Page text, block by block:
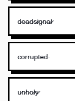
d̷e̷a̷d̷s̷i̷g̷n̷a̷l̷
c̶o̶r̶r̶u̶p̶t̶e̶d̶
u̷n̷h̷o̷l̷y̷